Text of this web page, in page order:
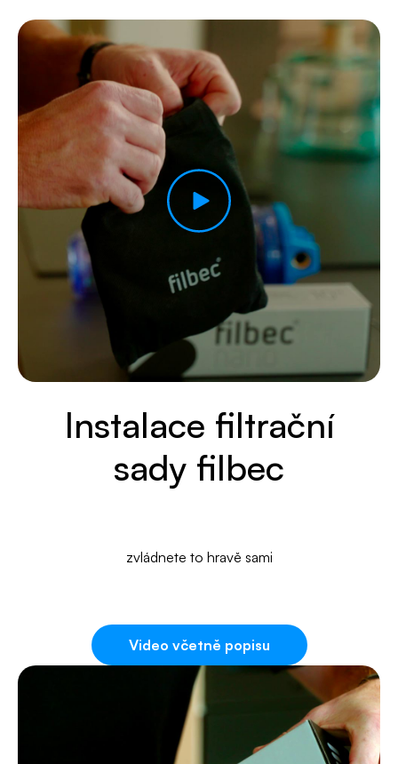
Instalace filtrační
sady filbec
zvládnete to hravě sami
Video včetně popisu